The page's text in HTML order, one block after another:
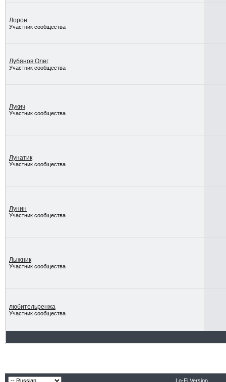
Лорон
Участник сообщества
Лубянов Олег
Участник сообщества
Лукич
Участник сообщества
Лунатик
Участник сообщества
Лунин
Участник сообщества
Лыжник
Участник сообщества
любительренжа
Участник сообщества
Lo-Fi Version